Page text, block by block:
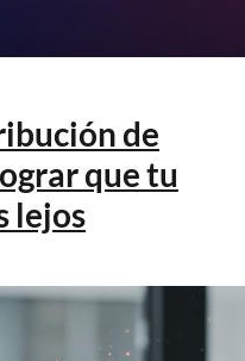
de
que tu
lejos